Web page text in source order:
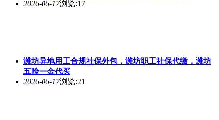
2026-06-17浏览:17
潍坊异地用工合规社保外包，潍坊职工社保代缴，潍坊
五险一金代买
2026-06-17浏览:21